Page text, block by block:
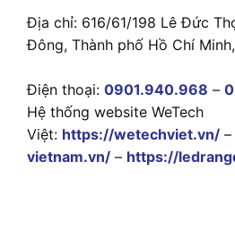
Địa chỉ: 616/61/198 Lê Đức
Đông, Thành phố Hồ Chí
Điện thoại: 0901.940.968 –
Hệ thống website WeTech
Việt: https://wetechviet.vn/ –
vietnam.vn/ – https://